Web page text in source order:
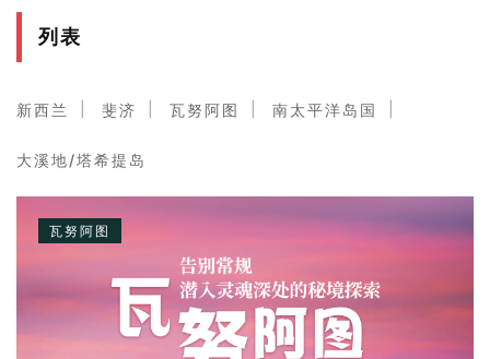
列表
新西兰 斐济 瓦努阿图 南太平洋岛国
大溪地/塔希提岛
瓦努阿图